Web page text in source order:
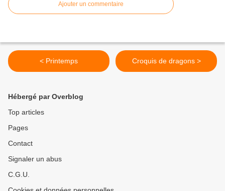
Ajouter un commentaire
< Printemps Croquis de dragons >
Hébergé par Overblog
Top articles
Pages
Contact
Signaler un abus
C.G.U.